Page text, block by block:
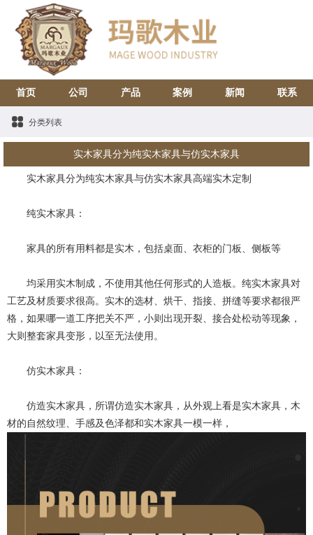
首页 公司 产品 案例 新闻 联系
分类列表
实木家具分为纯实木家具与仿实木家具
实木家具分为纯实木家具与仿实木家具高端实木定制
纯实木家具：
家具的所有用料都是实木，包括桌面、衣柜的门板、侧板等
均采用实木制成，不使用其他任何形式的人造板。纯实木家具对
工艺及材质要求很高。实木的选材、烘干、指接、拼缝等要求都很严
格，如果哪一道工序把关不严，小则出现开裂、接合处松动等现象，
大则整套家具变形，以至无法使用。
仿实木家具：
仿造实木家具，所谓仿造实木家具，从外观上看是实木家具，木
材的自然纹理、手感及色泽都和实木家具一模一样，